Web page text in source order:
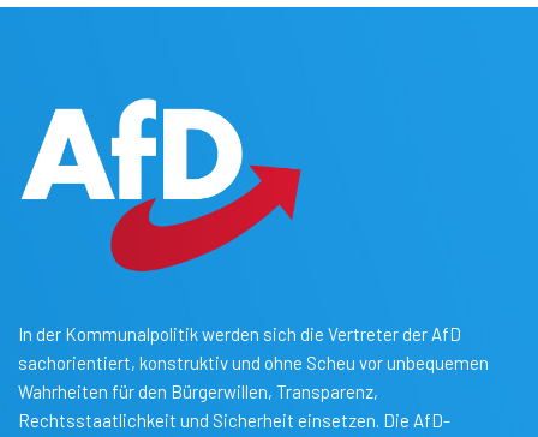
In der Kommunalpolitik werden sich die Vertreter der AfD
sachorientiert, konstruktiv und ohne Scheu vor unbequemen
Wahrheiten für den Bürgerwillen, Transparenz,
Rechtsstaatlichkeit und Sicherheit einsetzen. Die AfD-